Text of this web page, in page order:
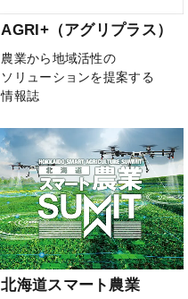
AGRI+（アグリプラス）
農業から地域活性の
ソリューションを提案する
情報誌
北海道スマート農業